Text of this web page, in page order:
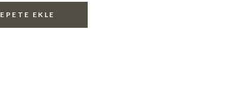
EKLE